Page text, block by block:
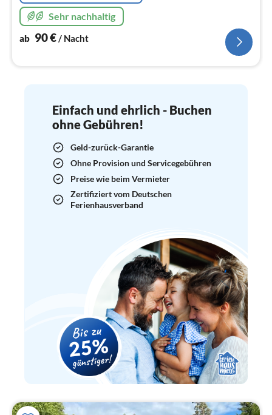
Sehr nachhaltig
ab 90€/ Nacht
Einfach und ehrlich - Buchen
ohne Gebühren!
Geld-zurück-Garantie
Ohne Provision und Servicegebühren
Preise wie beim Vermieter
Zertifiziert vom Deutschen
Ferienhausverband